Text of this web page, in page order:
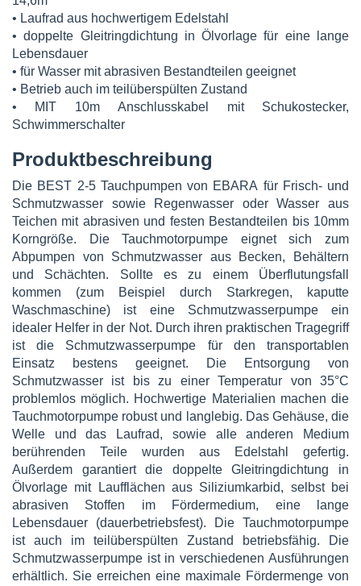
• Laufrad aus hochwertigem Edelstahl
• doppelte Gleitringdichtung in Ölvorlage für eine lange
Lebensdauer
• für Wasser mit abrasiven Bestandteilen geeignet
• Betrieb auch im teilüberspülten Zustand
• MIT 10m Anschlusskabel mit Schukostecker,
Schwimmerschalter
Produktbeschreibung
Die BEST 2-5 Tauchpumpen von EBARA für Frisch- und
Schmutzwasser sowie Regenwasser oder Wasser aus
Teichen mit abrasiven und festen Bestandteilen bis 10mm
Korngröße. Die Tauchmotorpumpe eignet sich zum
Abpumpen von Schmutzwasser aus Becken, Behältern
und Schächten. Sollte es zu einem Überflutungsfall
kommen (zum Beispiel durch Starkregen, kaputte
Waschmaschine) ist eine Schmutzwasserpumpe ein
idealer Helfer in der Not. Durch ihren praktischen Tragegriff
ist die Schmutzwasserpumpe für den transportablen
Einsatz bestens geeignet. Die Entsorgung von
Schmutzwasser ist bis zu einer Temperatur von 35°C
problemlos möglich. Hochwertige Materialien machen die
Tauchmotorpumpe robust und langlebig. Das Gehäuse, die
Welle und das Laufrad, sowie alle anderen Medium
berührenden Teile wurden aus Edelstahl gefertig.
Außerdem garantiert die doppelte Gleitringdichtung in
Ölvorlage mit Laufflächen aus Siliziumkarbid, selbst bei
abrasiven Stoffen im Fördermedium, eine lange
Lebensdauer (dauerbetriebsfest). Die Tauchmotorpumpe
ist auch im teilüberspülten Zustand betriebsfähig. Die
Schmutzwasserpumpe ist in verschiedenen Ausführungen
erhältlich. Sie erreichen eine maximale Fördermenge von